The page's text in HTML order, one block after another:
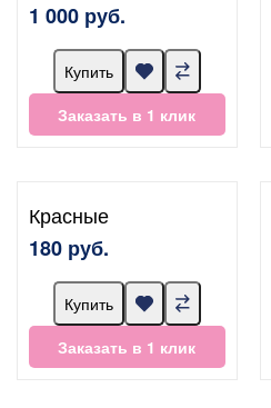
1 000 руб.
Купить
Заказать в 1 клик
Красные
180 руб.
Купить
Заказать в 1 клик